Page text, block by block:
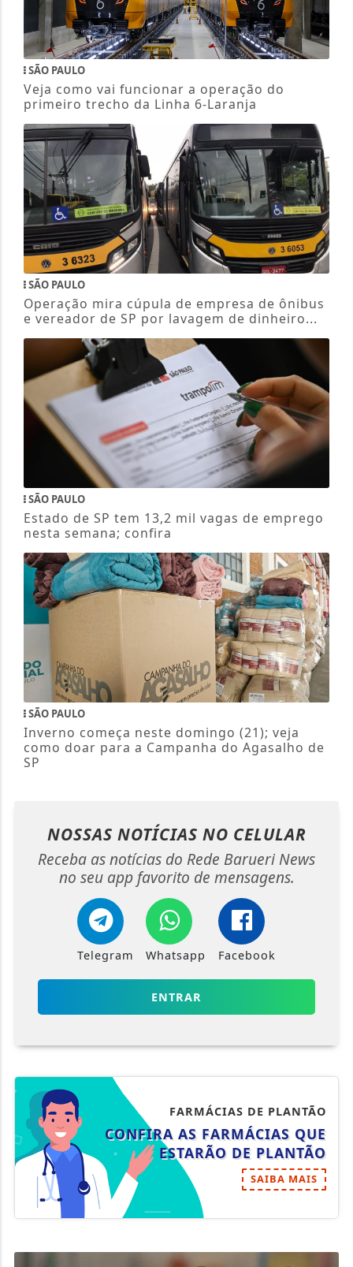
SÃO PAULO
Veja como vai funcionar a operação do
primeiro trecho da Linha 6-Laranja
SÃO PAULO
Operação mira cúpula de empresa de ônibus
e vereador de SP por lavagem de dinheiro...
SÃO PAULO
Estado de SP tem 13,2 mil vagas de emprego
nesta semana; confira
SÃO PAULO
Inverno começa neste domingo (21); veja
como doar para a Campanha do Agasalho de
SP
NOSSAS NOTÍCIAS NO CELULAR
Receba as notícias do Rede Barueri News
no seu app favorito de mensagens.
Telegram Whatsapp Facebook
ENTRAR
FARMÁCIAS DE PLANTÃO
CONFIRA AS FARMÁCIAS QUE
ESTARÃO DE PLANTÃO
SAIBA MAIS